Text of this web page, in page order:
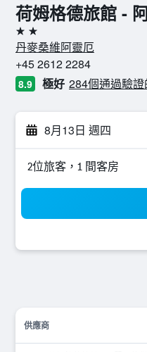
荷姆格德旅館 -
2星級
丹麥桑維阿靈厄
+45 2612 2284
8.9 極好 284個通過驗
8月13日 週四
2位旅客，1 間客房
供應商